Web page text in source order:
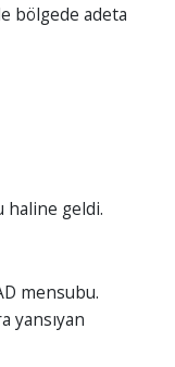
bölgede adeta
haline geldi.
mensubu.
yansıyan